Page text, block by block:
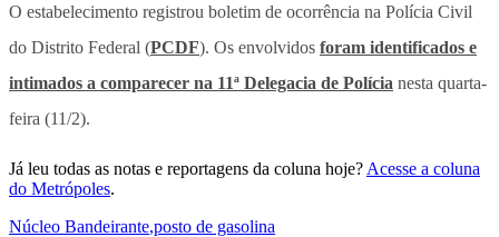
O estabelecimento registrou boletim de ocorrência na Polícia Civil
do Distrito Federal (PCDF). Os envolvidos foram identificados e
intimados a comparecer na 11ª Delegacia de Polícia nesta quarta-
feira (11/2).
Já leu todas as notas e reportagens da coluna hoje? Acesse a coluna
do Metrópoles.
Núcleo Bandeirante,posto de gasolina